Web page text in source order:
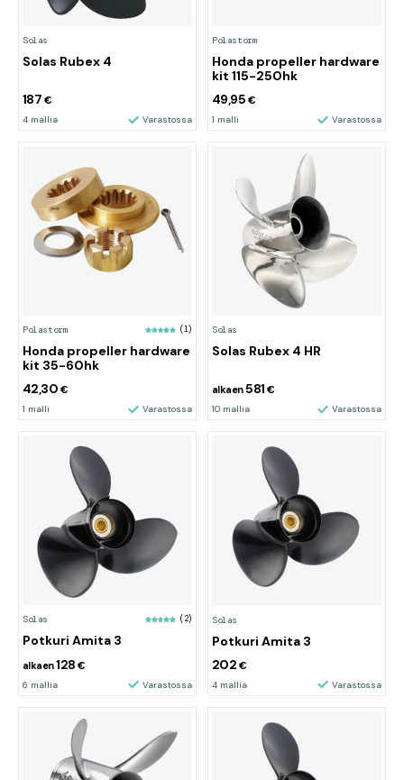
Solas
Solas Rubex 4
187 €
4 mallia Varastossa
Polastorm
Honda propeller hardware
kit 115-250hk
49,95 €
1 malli Varastossa
Polastorm (1)
Honda propeller hardware
kit 35-60hk
42,30 €
1 malli Varastossa
Solas
Solas Rubex 4 HR
alkaen581 €
10 mallia Varastossa
Solas (2)
Potkuri Amita 3
alkaen128 €
6 mallia Varastossa
Solas
Potkuri Amita 3
202 €
4 mallia Varastossa